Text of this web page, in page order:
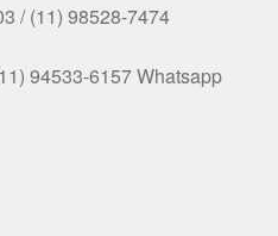
/ (11) 98528-7474
94533-6157 Whatsapp